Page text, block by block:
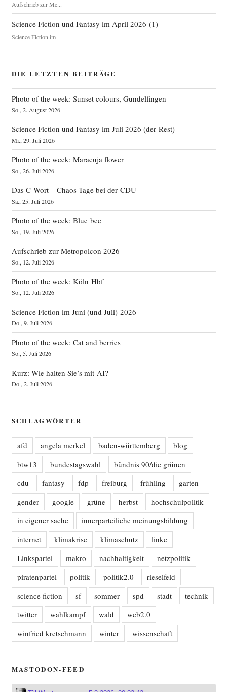
Aufschrieb zur Me...
Science Fiction und Fantasy im April 2026 (1)
Science Fiction im
DIE LETZTEN BEITRÄGE
Photo of the week: Sunset colours, Gundelfingen
So., 2. August 2026
Science Fiction und Fantasy im Juli 2026 (der Rest)
Mi., 29. Juli 2026
Photo of the week: Maracuja flower
So., 26. Juli 2026
Das C‑Wort – Chaos-Tage bei der CDU
Sa., 25. Juli 2026
Photo of the week: Blue bee
So., 19. Juli 2026
Aufschrieb zur Metropolcon 2026
So., 12. Juli 2026
Photo of the week: Köln Hbf
So., 12. Juli 2026
Science Fiction im Juni (und Juli) 2026
Do., 9. Juli 2026
Photo of the week: Cat and berries
So., 5. Juli 2026
Kurz: Wie halten Sie’s mit AI?
Do., 2. Juli 2026
SCHLAGWÖRTER
afd angela merkel baden-württemberg
blog
btw13
bundestagswahl
bündnis 90/die grünen
cdu
fantasy fdp freiburg frühling
garten
gender
google grüne herbst
hochschulpolitik
in eigener sache
innerparteiliche meinungsbildung
internet
klimakrise klimaschutz
linke
Linkspartei
makro nachhaltigkeit
netzpolitik
piratenpartei
politik politik2.0
rieselfeld
science fiction
sf sommer spd stadt
technik
twitter
wahlkampf wald
web2.0
winfried kretschmann
winter wissenschaft
MASTODON-FEED